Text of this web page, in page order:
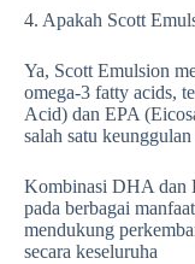
4. Apakah Scott
Ya, Scott Emulsion
omega-3 fatty acids,
Acid) dan EPA
salah satu
Kombinasi DHA dan
pada berbagai
mendukung
secara keseluruha